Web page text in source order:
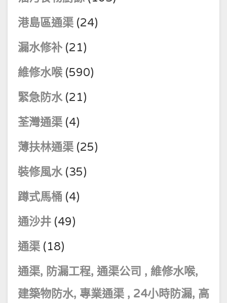
港島區通渠 (24)
漏水修补 (21)
維修水喉 (590)
緊急防水(21)
荃灣通渠 (4)
薄扶林通渠 (25)
裝修風水(35)
蹲式馬桶 (4)
通沙井 (49)
通渠 (18)
通渠, 防漏工程, 通渠公司 , 維修水喉,
建築物防水, 專業通渠 , 24小時防漏, 高